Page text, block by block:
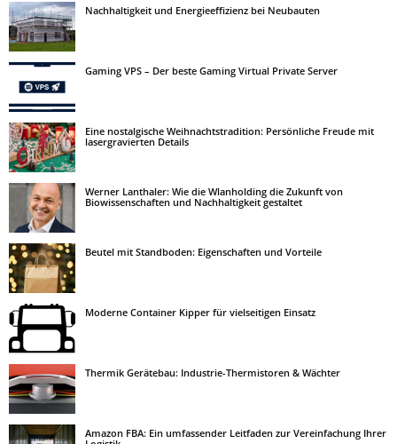
Nachhaltigkeit und Energieeffizienz bei Neubauten
Gaming VPS – Der beste Gaming Virtual Private Server
Eine nostalgische Weihnachtstradition: Persönliche Freude mit
lasergravierten Details
Werner Lanthaler: Wie die Wlanholding die Zukunft von
Biowissenschaften und Nachhaltigkeit gestaltet
Beutel mit Standboden: Eigenschaften und Vorteile
Moderne Container Kipper für vielseitigen Einsatz
Thermik Gerätebau: Industrie-Thermistoren & Wächter
Amazon FBA: Ein umfassender Leitfaden zur Vereinfachung Ihrer